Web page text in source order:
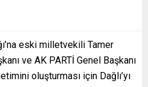
eski milletvekili Tamer
ve AK PARTİ Genel Başkanı
oluşturması için Dağlı’yı